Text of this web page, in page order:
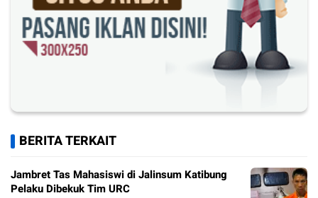
BERITA TERKAIT
Jambret Tas Mahasiswi di Jalinsum Katibung
Pelaku Dibekuk Tim URC